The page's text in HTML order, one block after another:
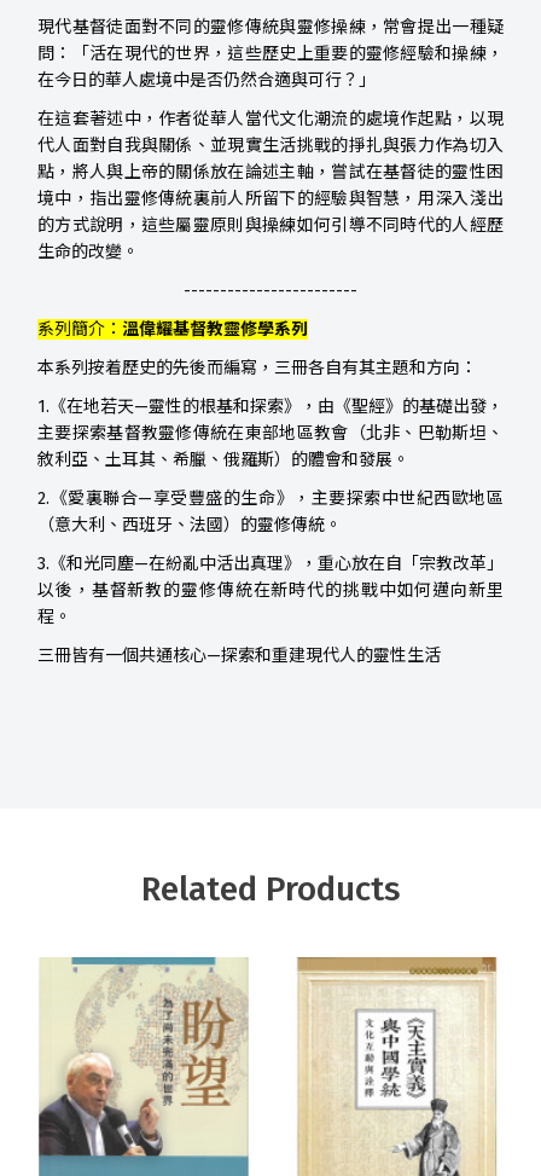
現代基督徒面對不同的靈修傳統與靈修操練，常會提出一種疑
問：「活在現代的世界，這些歷史上重要的靈修經驗和操練，
在今日的華人處境中是否仍然合適與可行？」
在這套著述中，作者從華人當代文化潮流的處境作起點，以現
代人面對自我與關係、並現實生活挑戰的掙扎與張力作為切入
點，將人與上帝的關係放在論述主軸，嘗試在基督徒的靈性困
境中，指出靈修傳統裏前人所留下的經驗與智慧，用深入淺出
的方式說明，這些屬靈原則與操練如何引導不同時代的人經歷
生命的改變。
------------------------
系列簡介： 溫偉耀基督教靈修學系列
本系列按着歷史的先後而編寫，三冊各自有其主題和方向：
1.《在地若天—靈性的根基和探索》，由《聖經》的基礎出發，
主要探索基督教靈修傳統在東部地區教會（北非、巴勒斯坦、
敘利亞、土耳其、希臘、俄羅斯）的體會和發展。
2.《愛裏聯合—享受豐盛的生命》，主要探索中世紀西歐地區
（意大利、西班牙、法國）的靈修傳統。
3.《和光同塵—在紛亂中活出真理》，重心放在自「宗教改革」
以後，基督新教的靈修傳統在新時代的挑戰中如何邁向新里
程。
三冊皆有一個共通核心—探索和重建現代人的靈性生活
Related Products